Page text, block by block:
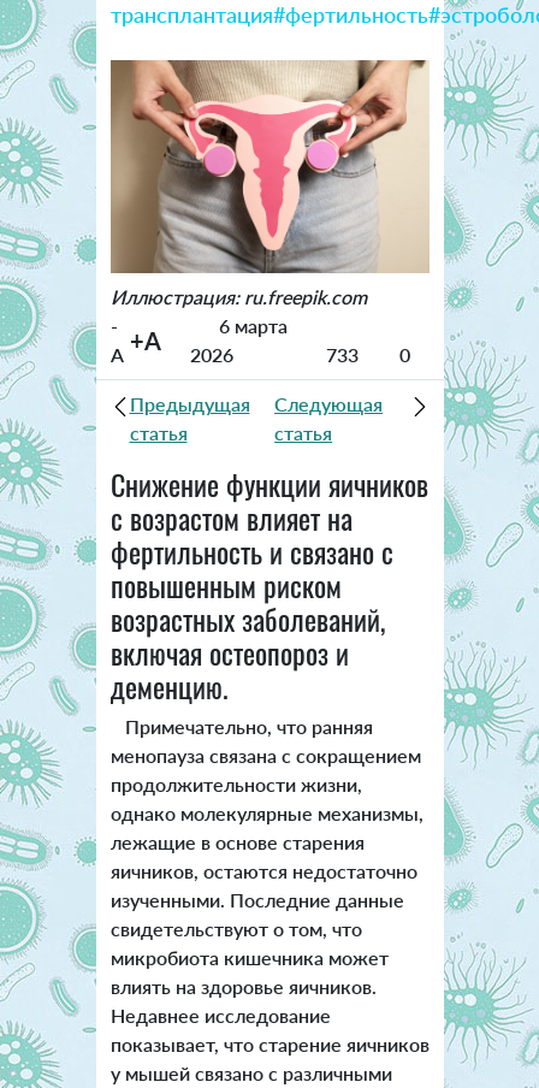
трансплантация#фертильность
Иллюстрация: ru.freepik.com
-
A +A
6 марта
2026
733 0
Предыдущая
статья
Следующая
статья
Снижение функции яичников
с возрастом влияет на
фертильность и связано с
повышенным риском
возрастных заболеваний,
включая остеопороз и
деменцию.
Примечательно, что ранняя
менопауза связана с сокращением
продолжительности жизни,
однако молекулярные механизмы,
лежащие в основе старения
яичников, остаются недостаточно
изученными. Последние данные
свидетельствуют о том, что
микробиота кишечника может
влиять на здоровье яичников.
Недавнее исследование
показывает, что старение яичников
у мышей связано с различными